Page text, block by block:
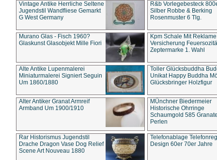
Vintage Antike Herrliche Seltene
Jugendstil Wandfliese Gemarkt
G West Germany
R&b Vorlegebesteck
Silber Robbe & Berking
Rosenmuster 6 Tlg.
Murano Glas - Fisch 1960?
Glaskunst Glasobjekt Mille Fiori
Kpm Schale Mit Reklame
Versicherung
Zeptermarke 1. Wahl
Alte Antike Lupenmalerei
Miniaturmalerei Signiert Seguin
Um 1860/1880
Toller Glücksbuddha
Unikat Happy Buddha
Glücksbringer Holzfigur
Alter Antiker Granat Armreif
Armband Um 1900/1910
MÜnchner Biedermeier
Historische Ohrringe
Schaumgold 585
Perlen
Rar Historismus Jugendstil
Drache Dragon Vase Dog Relief
Scene Art Nouveau 1880
Telefonablage
Design 60er 70er Jahre